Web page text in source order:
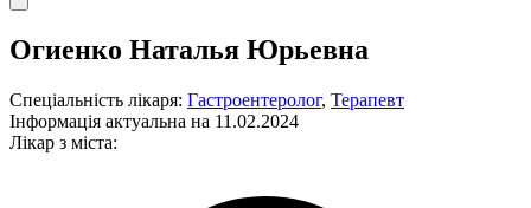
Огиенко Наталья Юрьевна
Спеціальність лікаря: Гастроентеролог, Терапевт
Інформація актуальна на 11.02.2024
Лікар з міста: